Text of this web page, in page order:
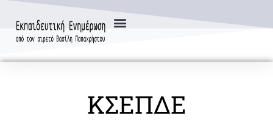
ΚΣΕΠΔΕ